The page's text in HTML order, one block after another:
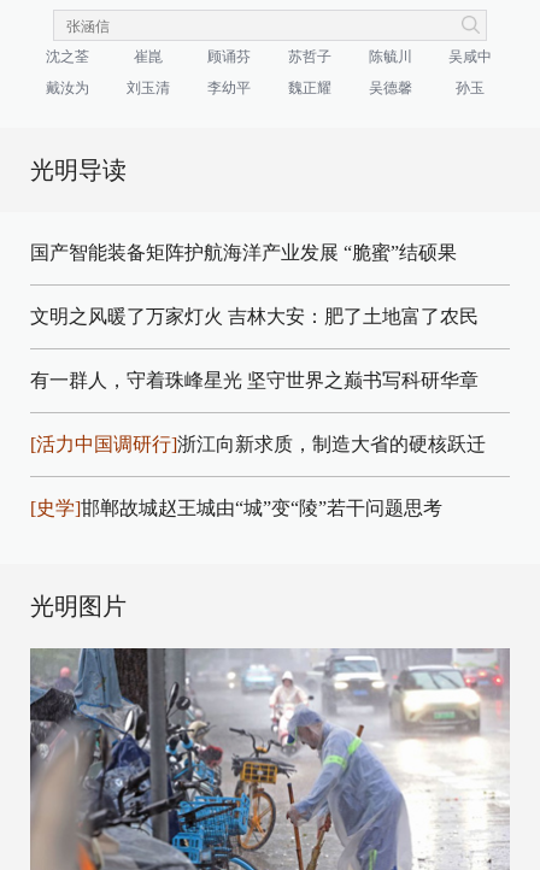
沈之荃 崔崑 顾诵芬 苏哲子 陈毓川
吴咸中
戴汝为
刘玉清 李幼平 魏正耀 吴德馨 孙玉
光明导读
国产智能装备矩阵护航海洋产业发展 “脆蜜”结硕果
文明之风暖了万家灯火 吉林大安：肥了土地富了农民
有一群人，守着珠峰星光 坚守世界之巅书写科研华章
[活力中国调研行]浙江向新求质，制造大省的硬核跃迁
[史学]邯郸故城赵王城由“城”变“陵”若干问题思考
光明图片